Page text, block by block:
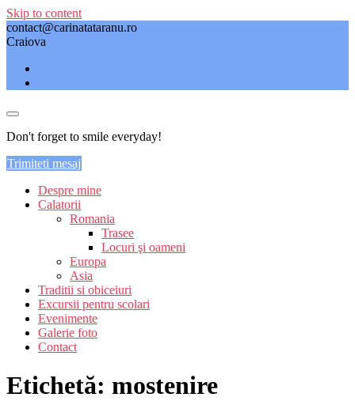
Skip to content
contact@carinatataranu.ro
Craiova
Don't forget to smile everyday!
Trimiteti mesaj
Despre mine
Calatorii
Romania
Trasee
Locuri şi oameni
Europa
Asia
Traditii si obiceiuri
Excursii pentru scolari
Evenimente
Galerie foto
Contact
Etichetă: mostenire